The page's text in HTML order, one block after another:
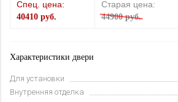
Спец. цена:
40410 руб.
Старая цена:
44900 руб.
Характеристики двери
Для установки
Внутренняя отделка